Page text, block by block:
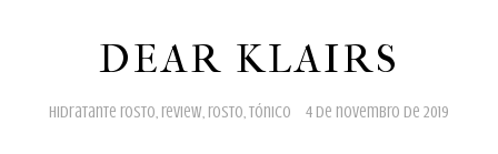
DEAR KLAIRS
hidratante rosto, review, rosto,tónico 4 de novembro de 2019